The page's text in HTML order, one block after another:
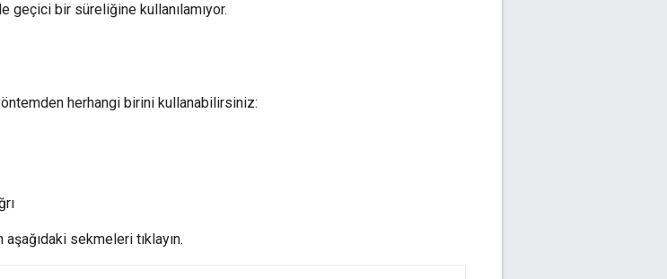
geçici bir süreliğine kullanılamıyor.
herhangi birini kullanabilirsiniz:
sekmeleri tıklayın.